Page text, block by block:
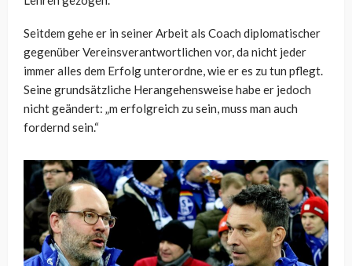
Seitdem gehe er in seiner Arbeit als Coach diplomatischer
gegenüber Vereinsverantwortlichen vor, da nicht jeder
immer alles dem Erfolg unterordne, wie er es zu tun pflegt.
Seine grundsätzliche Herangehensweise habe er jedoch
nicht geändert: „m erfolgreich zu sein, muss man auch
fordernd sein.“